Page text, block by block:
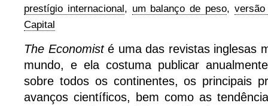
prestígio internacional, um balanço de peso,
Capital
The Economisté uma das revistas inglesas
mundo, e ela costuma publicar
sobre todos os continentes, os principais
avanços científicos, bem como as